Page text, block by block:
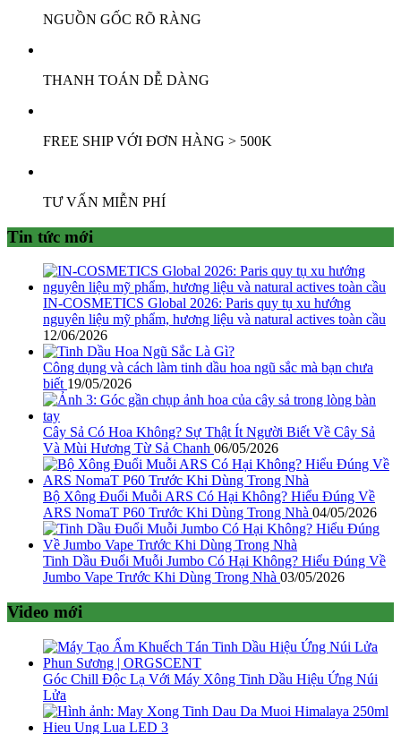
NGUỒN GỐC RÕ RÀNG
THANH TOÁN DỄ DÀNG
FREE SHIP VỚI ĐƠN HÀNG > 500K
TƯ VẤN MIỄN PHÍ
Tin tức mới
IN-COSMETICS Global 2026: Paris quy tụ xu hướng
nguyên liệu mỹ phẩm, hương liệu và natural actives toàn cầu
12/06/2026
Công dụng và cách làm tinh dầu hoa ngũ sắc mà bạn chưa
biết 19/05/2026
Cây Sả Có Hoa Không? Sự Thật Ít Người Biết Về Cây Sả
Và Mùi Hương Từ Sả Chanh 06/05/2026
Bộ Xông Đuổi Muỗi ARS Có Hại Không? Hiểu Đúng Về
ARS NomaT P60 Trước Khi Dùng Trong Nhà 04/05/2026
Tinh Dầu Đuổi Muỗi Jumbo Có Hại Không? Hiểu Đúng Về
Jumbo Vape Trước Khi Dùng Trong Nhà 03/05/2026
Video mới
Góc Chill Độc Lạ Với Máy Xông Tinh Dầu Hiệu Ứng Núi
Lửa